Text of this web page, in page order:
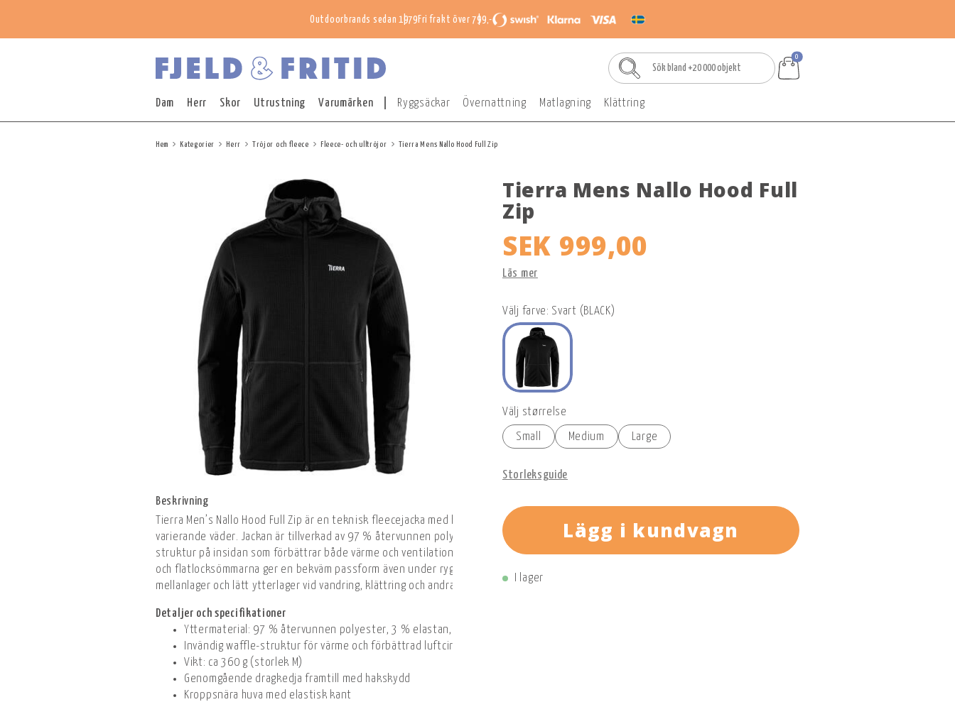
Outdoorbrands sedan 1979 Fri frakt över 799,-
0
Dam Herr Skor Utrustning Varumärken Ryggsäckar Övernattning Matlagning Klättring
Hem Kategorier Herr Tröjor och fleece Fleece- och ulltröjor Tierra Mens Nallo Hood Full Zip
Beskrivning
Tierra Men’s Nallo Hood Full Zip är en teknisk fleecejacka med huva som kombinerar värme, stretch och hög komfort för aktivt friluftsliv i
varierande väder. Jackan är tillverkad av 97 % återvunnen polyester och 3 % elastan med en slät, vindavvisande utsida och en isolerande waffle-
struktur på insidan som förbättrar både värme och ventilation. Den kroppsnära huvan, den genomgående dragkedjan med hakskydd, tumhålen
och flatlocksömmarna ger en bekväm passform även under ryggsäck eller klättersele. Ett mångsidigt plagg som fungerar utmärkt både som
mellanlager och lätt ytterlager vid vandring, klättring och andra friluftsaktiviteter.
Detaljer och specifikationer
Yttermaterial: 97 % återvunnen polyester, 3 % elastan, GRS- och Bluesign®-certifierat
Invändig waffle-struktur för värme och förbättrad luftcirkulation
Vikt: ca 360 g (storlek M)
Genomgående dragkedja framtill med hakskydd
Kroppsnära huva med elastisk kant
Tierra Mens Nallo Hood Full
Zip
SEK 999,00
Läs mer
Välj farve: Svart (BLACK)
Välj størrelse
Small Medium Large
Storleksguide
Lägg i kundvagn
I lager